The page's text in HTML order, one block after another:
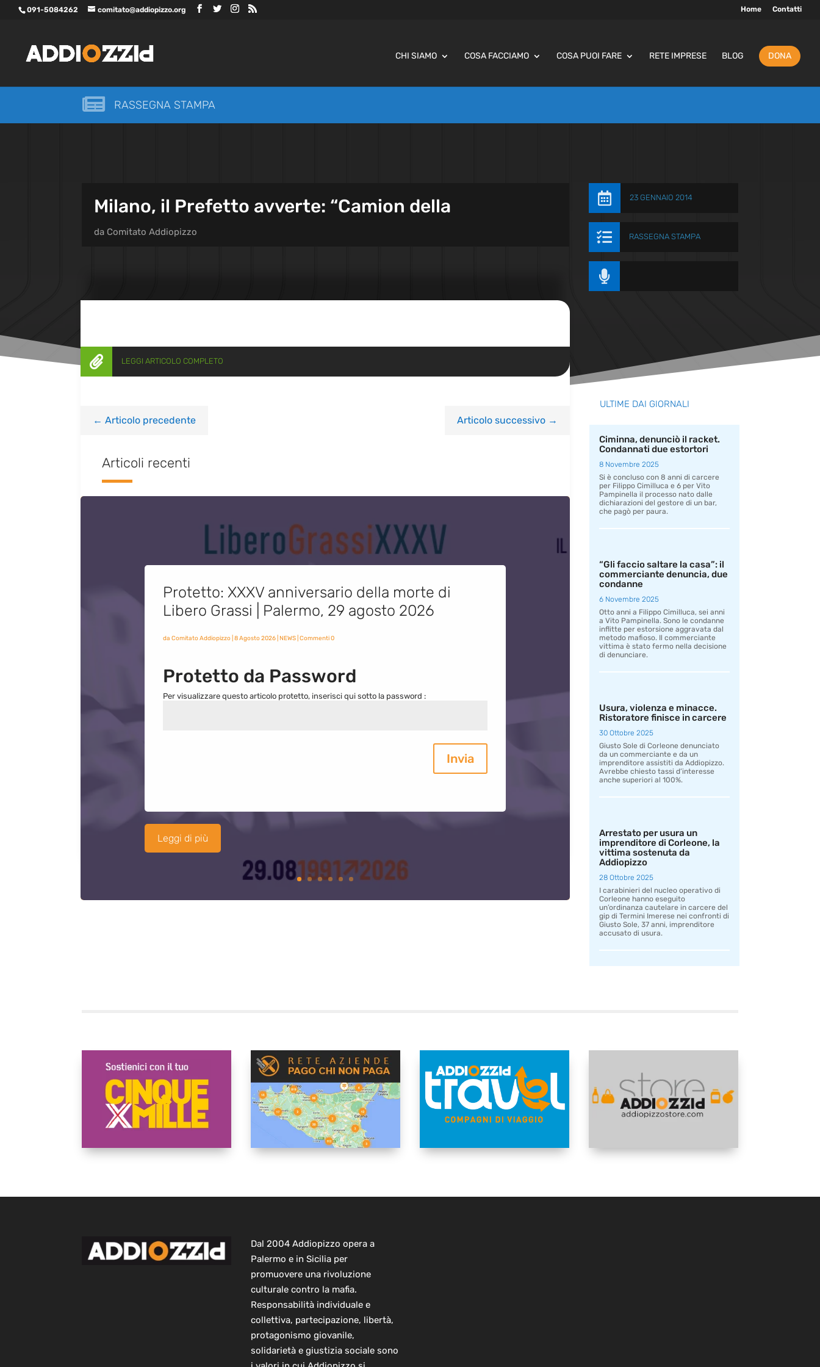
091-5084262 comitato@addiopizzo.org Home Contatti
CHI SIAMO COSA FACCIAMO COSA PUOI FARE RETE IMPRESE BLOG DONA
 RASSEGNA STAMPA
Milano, il Prefetto avverte: “Camion della
da Comitato Addiopizzo
 23 GENNAIO 2014
 RASSEGNA STAMPA

 LEGGI ARTICOLO COMPLETO
← Articolo precedente Articolo successivo→
Articoli recenti
Protetto: XXXV anniversario della morte di
Libero Grassi | Palermo, 29 agosto 2026
da Comitato Addiopizzo| 8 Agosto 2026| NEWS| Commenti 0
Protetto da Password
Per visualizzare questo articolo protetto, inserisci qui sotto la password :
Invia
Leggi di più
ULTIME DAI GIORNALI
Ciminna, denunciò il racket.
Condannati due estortori
8 Novembre 2025
Si è concluso con 8 anni di carcere
per Filippo Cimilluca e 6 per Vito
Pampinella il processo nato dalle
dichiarazioni del gestore di un bar,
che pagò per paura.
“Gli faccio saltare la casa”: il
commerciante denuncia, due
condanne
6 Novembre 2025
Otto anni a Filippo Cimilluca, sei anni
a Vito Pampinella. Sono le condanne
inflitte per estorsione aggravata dal
metodo mafioso. Il commerciante
vittima è stato fermo nella decisione
di denunciare.
Usura, violenza e minacce.
Ristoratore finisce in carcere
30 Ottobre 2025
Giusto Sole di Corleone denunciato
da un commerciante e da un
imprenditore assistiti da Addiopizzo.
Avrebbe chiesto tassi d’interesse
anche superiori al 100%.
Arrestato per usura un
imprenditore di Corleone, la
vittima sostenuta da
Addiopizzo
28 Ottobre 2025
I carabinieri del nucleo operativo di
Corleone hanno eseguito
un’ordinanza cautelare in carcere del
gip di Termini Imerese nei confronti di
Giusto Sole, 37 anni, imprenditore
accusato di usura.
Dal 2004 Addiopizzo opera a
Palermo e in Sicilia per
promuovere una rivoluzione
culturale contro la mafia.
Responsabilità individuale e
collettiva, partecipazione, libertà,
protagonismo giovanile,
solidarietà e giustizia sociale sono